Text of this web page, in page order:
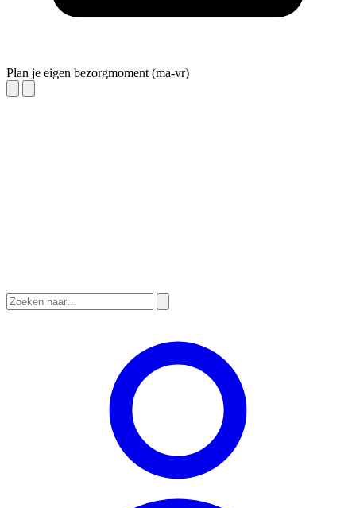
Plan je eigen bezorgmoment (ma-vr)